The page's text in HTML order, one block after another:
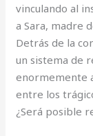
vinculando al
a Sara, madre
Detrás de la
un sistema de
enormemente
entre los
¿Será posible